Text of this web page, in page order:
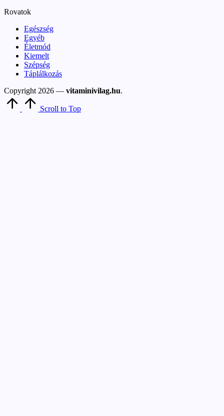
Rovatok
Egészség
Egyéb
Életmód
Kiemelt
Szépség
Táplálkozás
Copyright 2026 — vitaminivilag.hu.
Scroll to Top